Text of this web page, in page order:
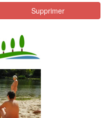
Supprimer